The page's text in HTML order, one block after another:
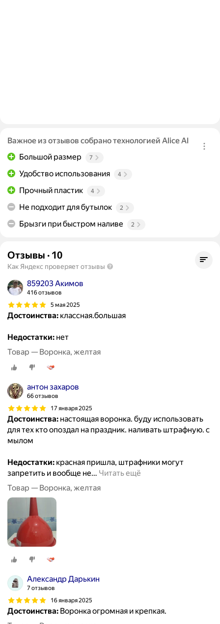
Важное из отзывов собрано технологией Alice AI
Большой размер
7
Удобство использования 4
Прочный пластик 4
Не подходит для бутылок 2
Брызги при быстром наливе 2
Отзывы · 10
Как Яндекс проверяет отзывы
859203 Акимов
416 отзывов
5 мая 2025
Достоинства: классная.большая
Недостатки: нет
Товар — Воронка, желтая
антон захаров
66 отзывов
17 января 2025
Достоинства: настоящая воронка. буду использовать
для тех кто опоздал на праздник. наливать штрафную. с
мылом
Недостатки: красная пришла, штрафники могут
запретить и вообще не… Читать ещё
Товар — Воронка, желтая
Александр Дарькин
7 отзывов
16 января 2025
Достоинства: Воронка огромная и крепкая.